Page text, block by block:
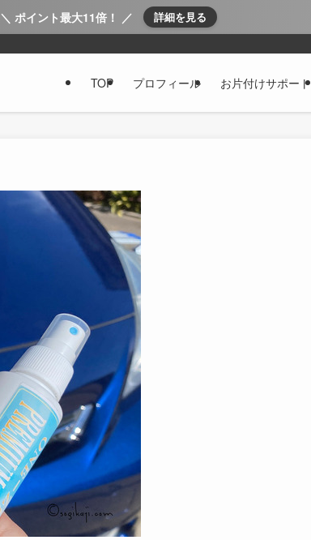
＼ ポイント最大11倍！ ／ 詳細を見る
TOP プロフィール お片付けサポート